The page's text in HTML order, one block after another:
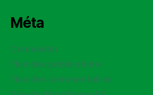
Méta
Connexion
Flux des publications
Flux des commentaires